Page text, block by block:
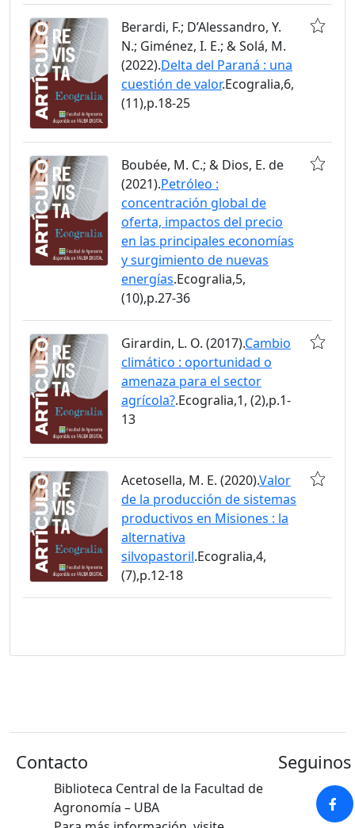
Berardi, F.; D’Alessandro, Y.
N.; Giménez, I. E.; & Solá, M.
(2022).Delta del Paraná : una
cuestión de valor.Ecogralia,6,
(11),p.18-25
Boubée, M. C.; & Dios, E. de
(2021).Petróleo :
concentración global de
oferta, impactos del precio
en las principales economías
y surgimiento de nuevas
energías.Ecogralia,5,
(10),p.27-36
Girardin, L. O. (2017).Cambio
climático : oportunidad o
amenaza para el sector
agrícola?.Ecogralia,1, (2),p.1-
13
Acetosella, M. E. (2020).Valor
de la producción de sistemas
productivos en Misiones : la
alternativa
silvopastoril.Ecogralia,4,
(7),p.12-18
Contacto
Biblioteca Central de la Facultad de
Agronomía – UBA